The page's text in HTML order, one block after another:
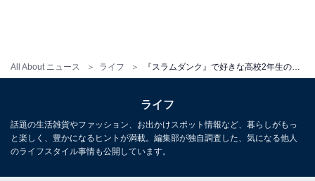
All About ニュース ライフ 『スラムダンク』で好きな高校2年生のキャラクターランキング！ 陵南高校・仙道彰を抑えた1位は？
ライフ
話題の生活雑貨やファッション、お出かけスポット情報など、暮らしがもっ
と楽しく、豊かになるヒントが満載。編集部が独自調査した、気になる他人
のライフスタイル事情も公開しています。